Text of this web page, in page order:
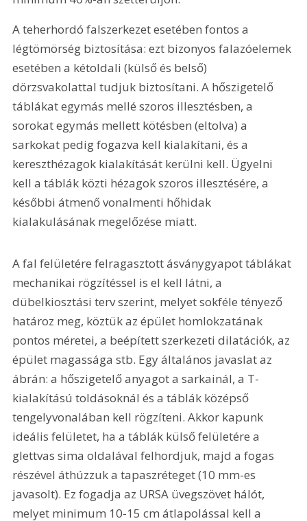
A teherhordó falszerkezet esetében fontos a
légtömörség biztosítása: ezt bizonyos falazóelemek
esetében a kétoldali (külső és belső)
dörzsvakolattal tudjuk biztosítani. A hőszigetelő
táblákat egymás mellé szoros illesztésben, a
sorokat egymás mellett kötésben (eltolva) a
sarkokat pedig fogazva kell kialakítani, és a
kereszthézagok kialakítását kerülni kell. Ügyelni
kell a táblák közti hézagok szoros illesztésére, a
későbbi átmenő vonalmenti hőhidak
kialakulásának megelőzése miatt.
A fal felületére felragasztott ásványgyapot táblákat
mechanikai rögzítéssel is el kell látni, a
dübelkiosztási terv szerint, melyet sokféle tényező
határoz meg, köztük az épület homlokzatának
pontos méretei, a beépített szerkezeti dilatációk, az
épület magassága stb. Egy általános javaslat az
ábrán: a hőszigetelő anyagot a sarkainál, a T-
kialakítású toldásoknál és a táblák középső
tengelyvonalában kell rögzíteni. Akkor kapunk
ideális felületet, ha a táblák külső felületére a
glettvas sima oldalával felhordjuk, majd a fogas
részével áthúzzuk a tapaszréteget (10 mm-es
javasolt). Ez fogadja az URSA üvegszövet hálót,
melyet minimum 10-15 cm átlapolással kell a